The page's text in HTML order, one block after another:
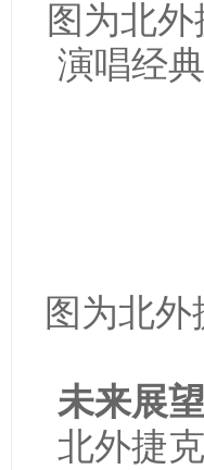
图为北
演唱经
图为北
未来展望
北外捷